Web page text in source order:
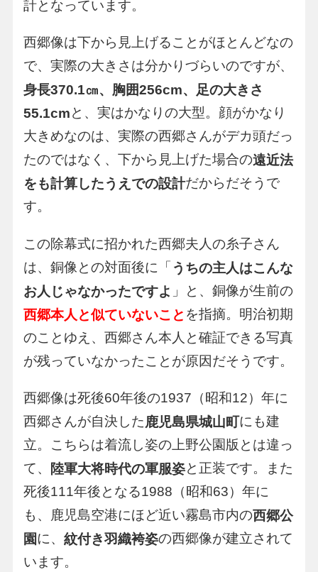
計となっています。
西郷像は下から見上げることがほとんどなの
で、実際の大きさは分かりづらいのですが、
身長370.1㎝、胸囲256cm、足の大きさ
55.1cmと、実はかなりの大型。顔がかなり
大きめなのは、実際の西郷さんがデカ頭だっ
たのではなく、下から見上げた場合の遠近法
をも計算したうえでの設計だからだそうで
す。
この除幕式に招かれた西郷夫人の糸子さん
は、銅像との対面後に「 うちの主人はこんな
お人じゃなかったですよ 」と、銅像が生前の
西郷本人と似ていないこと を指摘。明治初期
のことゆえ、西郷さん本人と確証できる写真
が残っていなかったことが原因だそうです。
西郷像は死後60年後の1937（昭和12）年に
西郷さんが自決した鹿児島県城山町にも建
立。こちらは着流し姿の上野公園版とは違っ
て、
陸軍大将時代の軍服姿と正装です。また
死後111年後となる1988（昭和63）年に
も、鹿児島空港にほど近い霧島市内の西郷公
園に、 紋付き羽織袴姿の西郷像が建立されて
います。